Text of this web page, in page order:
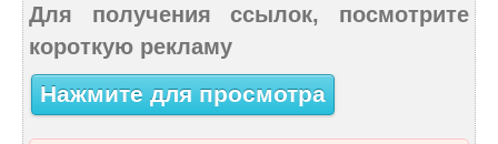
Для получения ссылок, посмотрите
короткую рекламу
Нажмите для просмотра